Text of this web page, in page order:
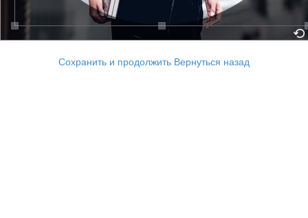
Сохранить и продолжить Вернуться назад